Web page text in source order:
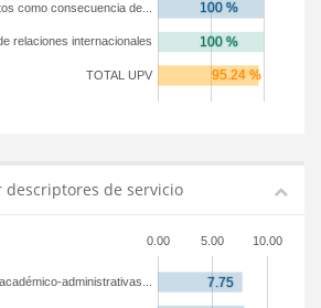
TOTAL UPV
relaciones internacionales
como consecuencia de...
descriptores de servicio
0.00 5.00 10.00
administrativas...